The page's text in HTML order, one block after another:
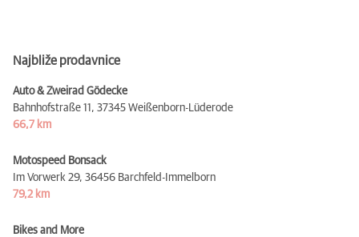
Najbliže prodavnice
Auto & Zweirad Gödecke
Bahnhofstraße 11, 37345 Weißenborn-Lüderode
66,7 km
Motospeed Bonsack
Im Vorwerk 29, 36456 Barchfeld-Immelborn
79,2 km
Bikes and More